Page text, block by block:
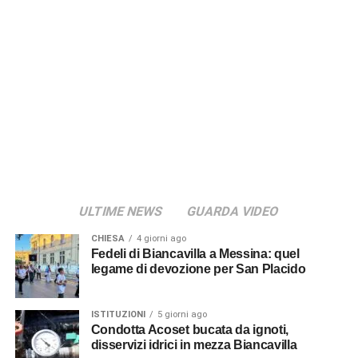
moderare il confronto sarà Nino Benina.
© RIPRODUZIONE RISERVATA
ULTIME NEWS GUARDA VIDEO
CHIESA 4 giorni ago
Fedeli di Biancavilla a Messina: quel
legame di devozione per San Placido
ISTITUZIONI 5 giorni ago
Condotta Acoset bucata da ignoti,
disservizi idrici in mezza Biancavilla